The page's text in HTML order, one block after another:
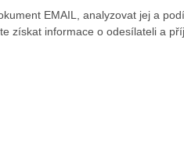
EMAIL, analyzovat jej a
získat informace o odesílateli a